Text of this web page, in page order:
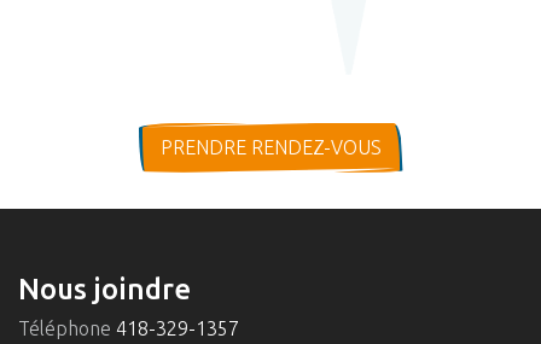
PRENDRE RENDEZ-VOUS
Nous joindre
Téléphone 418-329-1357